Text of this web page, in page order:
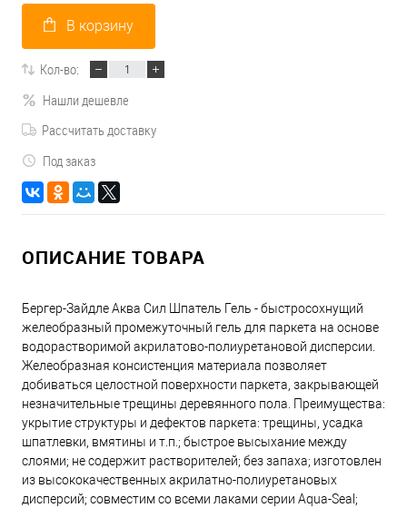
В корзину
Кол-во:
Нашли дешевле
Рассчитать доставку
Под заказ
ОПИСАНИЕ ТОВАРА
Бергер-Зайдле Аква Сил Шпатель Гель - быстросохнущий
желеобразный промежуточный гель для паркета на основе
водорастворимой акрилатово-полиуретановой дисперсии.
Желеобразная консистенция материала позволяет
добиваться целостной поверхности паркета, закрывающей
незначительные трещины деревянного пола. Преимущества:
укрытие структуры и дефектов паркета: трещины, усадка
шпатлевки, вмятины и т.п.; быстрое высыхание между
слоями; не содержит растворителей; без запаха; изготовлен
из высококачественных акрилатно-полиуретановых
дисперсий; совместим со всеми лаками серии Aqua-Seal;